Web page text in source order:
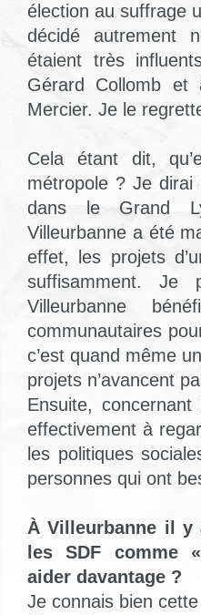
élection au suffrage
décidé autrement
étaient très
Gérard Collomb et
Mercier. Je le
Cela étant dit,
métropole ? Je dirai
dans le Grand
Villeurbanne a été
effet, les projets
suffisamment. Je
Villeurbanne
communautaires
c’est quand même
projets n’avancent
Ensuite,
effectivement à
les politiques
personnes qui ont
À Villeurbanne il y
les SDF comme «
aider davantage ?
Je connais bien